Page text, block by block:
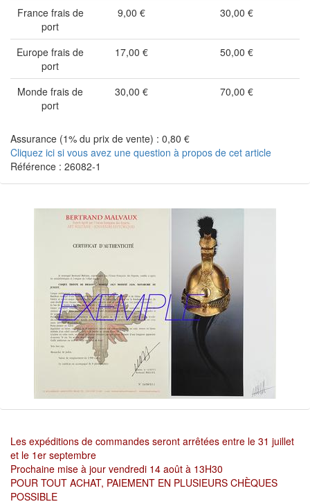
France frais de
port
9,00 € 30,00 €
Europe frais de
port
17,00 € 50,00 €
Monde frais de
port
30,00 € 70,00 €
Assurance (1% du prix de vente) : 0,80 €
Cliquez ici si vous avez une question à propos de cet article
Référence : 26082-1
Les expéditions de commandes seront arrêtées entre le 31 juillet
et le 1er septembre
Prochaine mise à jour vendredi 14 août à 13H30
POUR TOUT ACHAT, PAIEMENT EN PLUSIEURS CHÈQUES
POSSIBLE